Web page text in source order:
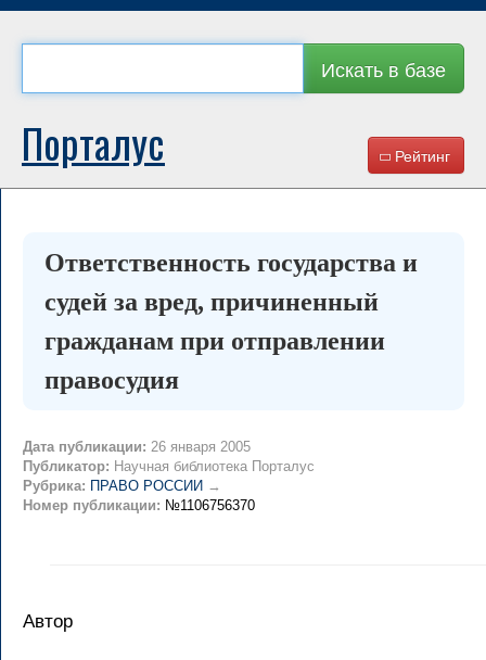
Искать в базе
Рейтинг
Порталус
Ответственность государства и
судей за вред, причиненный
гражданам при отправлении
правосудия
Дата публикации: 26 января 2005
Публикатор: Научная библиотека Порталус
Рубрика: ПРАВО РОССИИ →
Номер публикации: №1106756370
Автор